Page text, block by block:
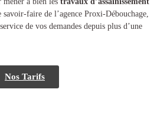
faire de l’agence Proxi-Débouchage,
de vos demandes depuis plus d’une
Nos Tarifs